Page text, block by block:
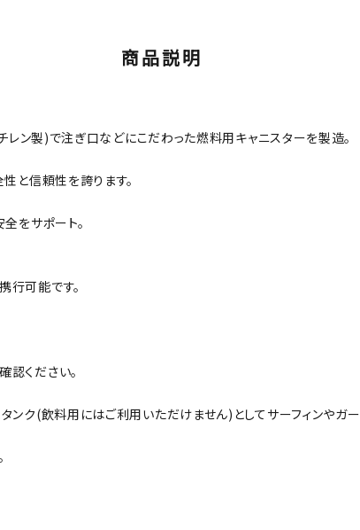
商品説明
ン製)で注ぎ口などにこだわった燃料用キャニスターを製造。
と信頼性を誇ります。
をサポート。
行可能です。
ください。
ンク(飲料用にはご利用いただけません)としてサーフィンやガー